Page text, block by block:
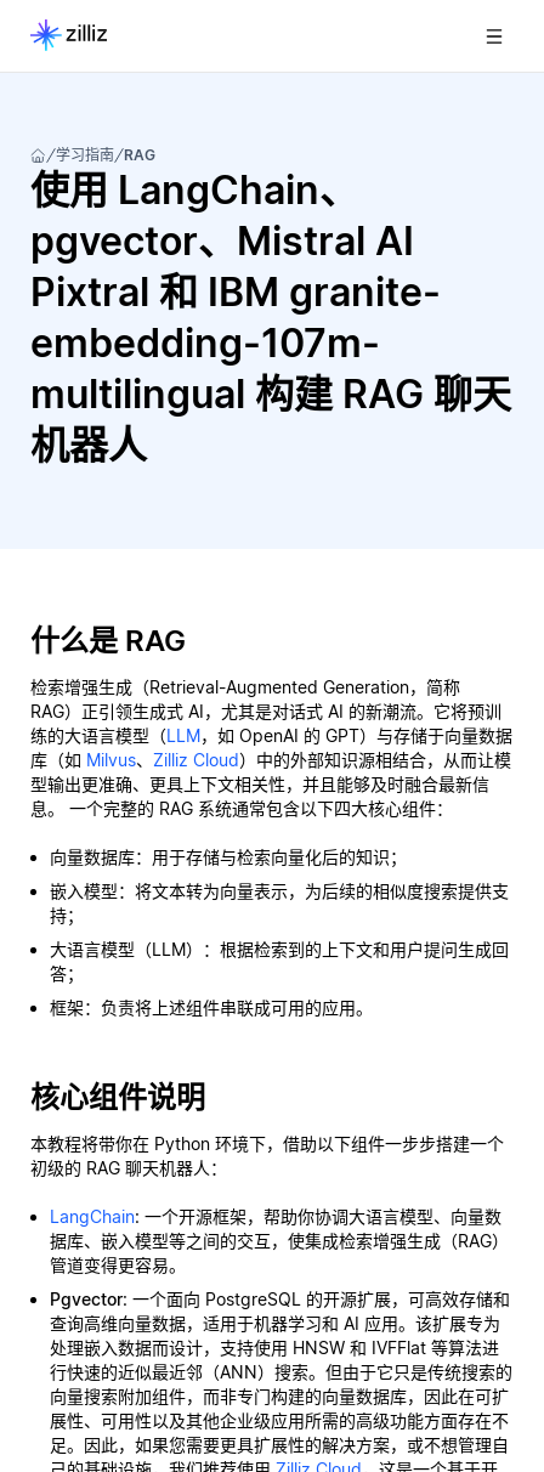
学习指南 RAG
使用 LangChain、
pgvector、Mistral AI
Pixtral 和 IBM granite-
embedding-107m-
multilingual 构建 RAG 聊天
机器人
什么是 RAG
检索增强生成（Retrieval-Augmented Generation，简称
RAG）正引领生成式 AI，尤其是对话式 AI 的新潮流。它将预训
练的大语言模型（LLM，如 OpenAI 的 GPT）与存储于向量数据
库（如 Milvus、 Zilliz Cloud）中的外部知识源相结合，从而让模
型输出更准确、更具上下文相关性，并且能够及时融合最新信
息。 一个完整的 RAG 系统通常包含以下四大核心组件：
向量数据库：用于存储与检索向量化后的知识；
嵌入模型：将文本转为向量表示，为后续的相似度搜索提供支
持；
大语言模型（LLM）：根据检索到的上下文和用户提问生成回
答；
框架：负责将上述组件串联成可用的应用。
核心组件说明
本教程将带你在 Python 环境下，借助以下组件一步步搭建一个
初级的 RAG 聊天机器人：
LangChain: 一个开源框架，帮助你协调大语言模型、向量数
据库、嵌入模型等之间的交互，使集成检索增强生成（RAG）
管道变得更容易。
Pgvector: 一个面向 PostgreSQL 的开源扩展，可高效存储和
查询高维向量数据，适用于机器学习和 AI 应用。该扩展专为
处理嵌入数据而设计，支持使用 HNSW 和 IVFFlat 等算法进
行快速的近似最近邻（ANN）搜索。但由于它只是传统搜索的
向量搜索附加组件，而非专门构建的向量数据库，因此在可扩
展性、可用性以及其他企业级应用所需的高级功能方面存在不
足。因此，如果您需要更具扩展性的解决方案，或不想管理自